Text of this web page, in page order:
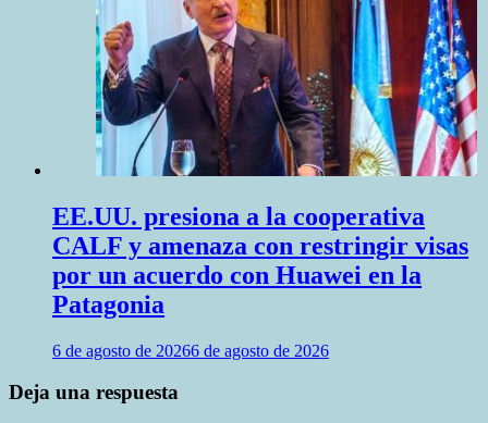
EE.UU. presiona a la cooperativa
CALF y amenaza con restringir visas
por un acuerdo con Huawei en la
Patagonia
6 de agosto de 20266 de agosto de 2026
Deja una respuesta